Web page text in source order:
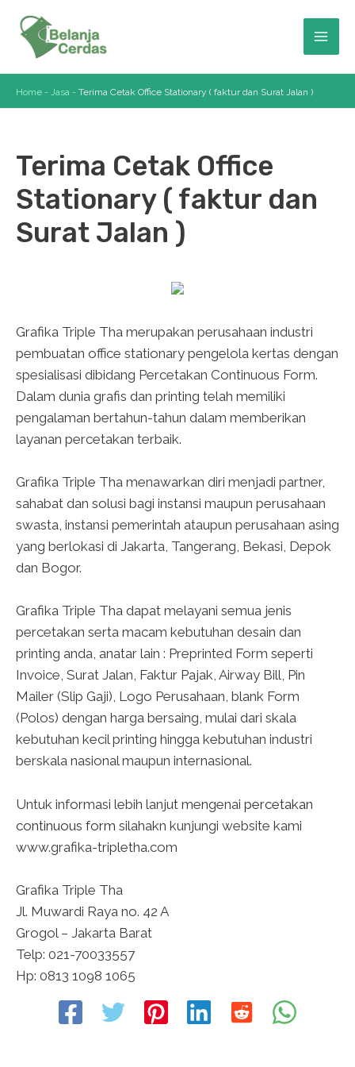
content
Home - Jasa - Terima Cetak Office Stationary ( faktur dan Surat Jalan )
Terima Cetak Office
Stationary ( faktur dan
Surat Jalan )
Grafika Triple Tha merupakan perusahaan industri
pembuatan office stationary pengelola kertas dengan
spesialisasi dibidang Percetakan Continuous Form.
Dalam dunia grafis dan printing telah memiliki
pengalaman bertahun-tahun dalam memberikan
layanan percetakan terbaik.
Grafika Triple Tha menawarkan diri menjadi partner,
sahabat dan solusi bagi instansi maupun perusahaan
swasta, instansi pemerintah ataupun perusahaan asing
yang berlokasi di Jakarta, Tangerang, Bekasi, Depok
dan Bogor.
Grafika Triple Tha dapat melayani semua jenis
percetakan serta macam kebutuhan desain dan
printing anda, anatar lain : Preprinted Form seperti
Invoice, Surat Jalan, Faktur Pajak, Airway Bill, Pin
Mailer (Slip Gaji), Logo Perusahaan, blank Form
(Polos) dengan harga bersaing, mulai dari skala
kebutuhan kecil printing hingga kebutuhan industri
berskala nasional maupun internasional.
Untuk informasi lebih lanjut mengenai percetakan
continuous form silahakn kunjungi website kami
www.grafika-tripletha.com
Grafika Triple Tha
Jl. Muwardi Raya no. 42 A
Grogol – Jakarta Barat
Telp: 021-70033557
Hp: 0813 1098 1065